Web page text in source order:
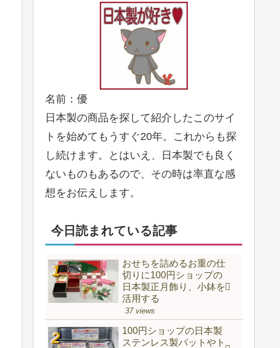
名前：優
日本製の商品を探して紹介したこのサイ
トを始めてもうすぐ20年。これからも探
し続けます。とはいえ、日本製でも良く
ないものもあるので、その時は率直な感
想をお伝えします。
今日読まれている記事
おせちを詰めるお重の仕
切りに100円ショップの
日本製正月飾り、小鉢を
活用する
37 views
100円ショップの日本製
ステンレス製バットやト